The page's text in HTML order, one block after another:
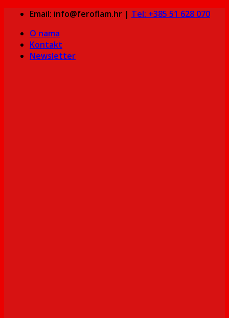
content
Email: info@feroflam.hr | Tel: +385 51 628 070
O nama
Kontakt
Newsletter